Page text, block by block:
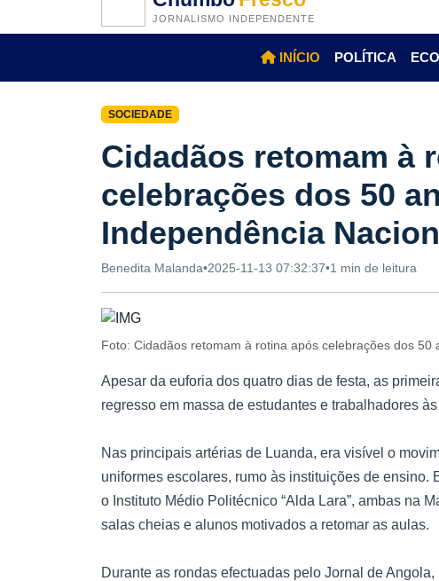
JORNALISMO INDEPENDENTE
INÍCIO POLÍTICA
SOCIEDADE
Cidadãos retomam à
celebrações dos 50
Independência
Benedita Malanda•2025-11-13 07:32:37•1 min de leitura
Foto: Cidadãos retomam à rotina após celebrações dos
Apesar da euforia dos quatro dias de festa, as
regresso em massa de estudantes e trabalhadores
Nas principais artérias de Luanda, era visível o
uniformes escolares, rumo às instituições de ensino.
o Instituto Médio Politécnico “Alda Lara”, ambas na
salas cheias e alunos motivados a retomar as aulas.
Durante as rondas efectuadas pelo Jornal de